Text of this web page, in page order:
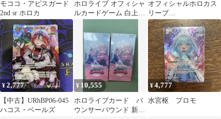
モココ・アビスガード
2nd sr ホロカ
ホロライブ オフィシャ
ルカードゲーム 白上フ
オフィシャルホロカス
リーブ
「FUWAMOCO」 未開
封 55枚入り
¥2,777
【中古】URhBP06-045
ハコス・ベールズ
¥ 10,555
ホロライブカード バ
ウンサーバウンド 新品
¥4,777
水宮枢 プロモ